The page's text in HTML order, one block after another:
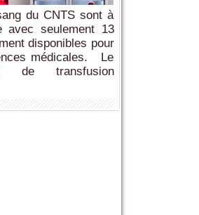
du CNTS sont à
avec seulement 13
disponibles pour
médicales. Le
de transfusion